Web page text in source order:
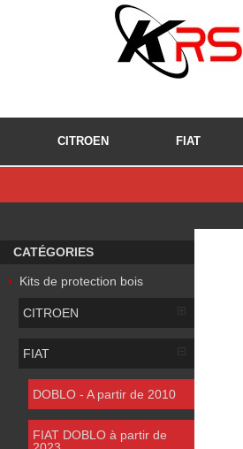
CITROEN FIAT
CATÉGORIES
Kits de protection bois
CITROEN
FIAT
DOBLO - A partir de 2010
FIAT DOBLO à partir de